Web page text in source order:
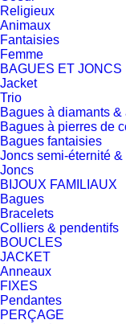
Religieux
Animaux
Fantaisies
Femme
BAGUES ET JONCS
Jacket
Trio
Bagues à diamants
Bagues à pierres de
Bagues fantaisies
Joncs semi-éternité &
Joncs
BIJOUX FAMILIAUX
Bagues
Bracelets
Colliers & pendentifs
BOUCLES
JACKET
Anneaux
FIXES
Pendantes
PERÇAGE